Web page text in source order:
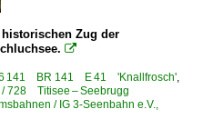
historischen Zug der

6 141 BR 141 E 41 'Knallfrosch',
/ 728 Titisee – Seebrugg
/ IG 3-Seenbahn e.V.,